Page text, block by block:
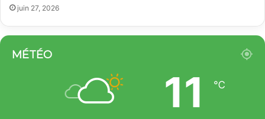
juin 27, 2026
MÉTÉO
11 ℃